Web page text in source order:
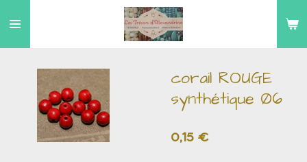
au
corail ROUGE
synthétique Ø6
0,15 €